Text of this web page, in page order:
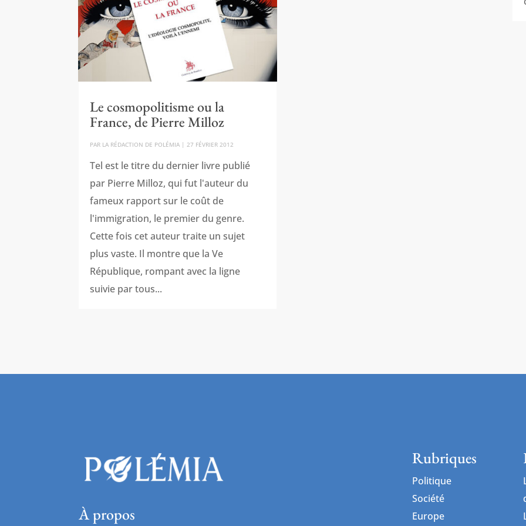
Le cosmopolitisme ou la
France, de Pierre Milloz
PAR LA RÉDACTION DE POLÉMIA |27 FÉVRIER 2012
Tel est le titre du dernier livre publié
par Pierre Milloz, qui fut l'auteur du
fameux rapport sur le coût de
l'immigration, le premier du genre.
Cette fois cet auteur traite un sujet
plus vaste. Il montre que la Ve
République, rompant avec la ligne
suivie par tous...
À propos
Rubriques
Politique
Société
Europe